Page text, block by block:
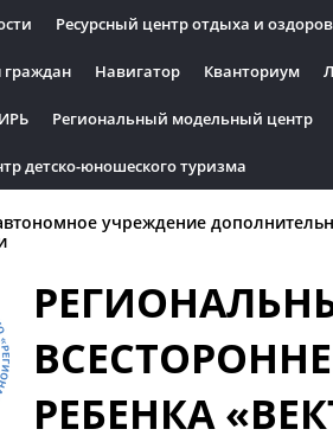
Ресурсный центр отдыха и
Навигатор Кванториум
Региональный модельный центр
детско-юношеского туризма
учреждение
РЕБЕНКА